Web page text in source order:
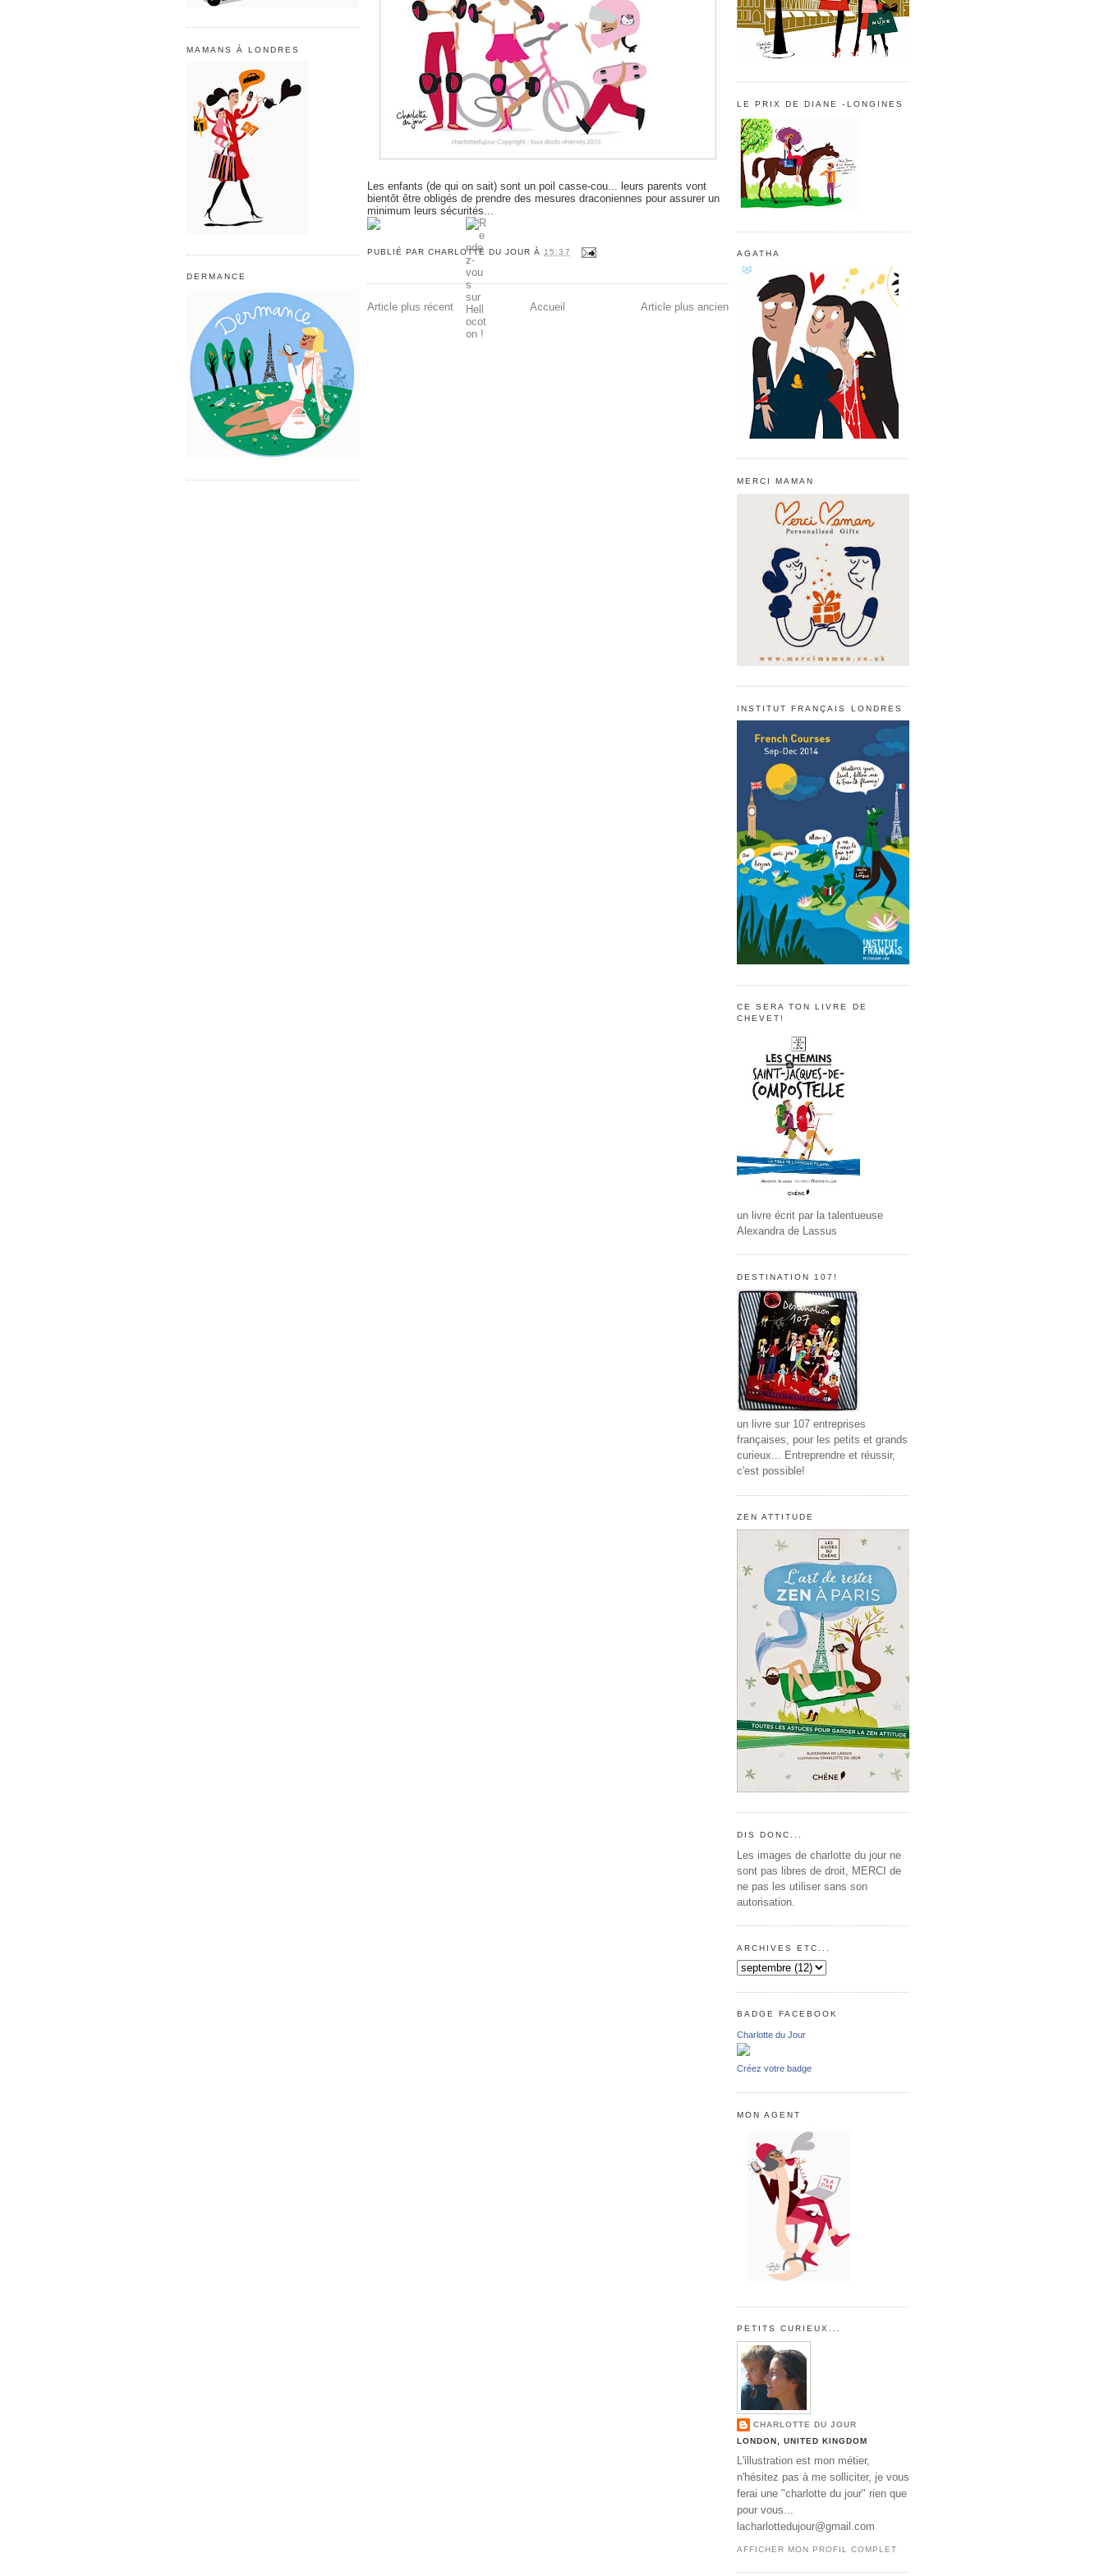
MAMANS À LONDRES
DERMANCE
Les enfants (de qui on sait) sont un poil casse-cou... leurs parents vont
bientôt être obligés de prendre des mesures draconiennes pour assurer un
minimum leurs sécurités...
PUBLIÉ PARCHARLOTTE DU JOUR À 15:37
Article plus récent Article plus ancien
Accueil
LE PRIX DE DIANE -LONGINES
AGATHA
MERCI MAMAN
INSTITUT FRANÇAIS LONDRES
CE SERA TON LIVRE DE
CHEVET!
un livre écrit par la talentueuse
Alexandra de Lassus
DESTINATION 107!
un livre sur 107 entreprises
françaises, pour les petits et grands
curieux... Entreprendre et réussir,
c'est possible!
ZEN ATTITUDE
DIS DONC...
Les images de charlotte du jour ne
sont pas libres de droit, MERCI de
ne pas les utiliser sans son
autorisation.
ARCHIVES ETC...
BADGE FACEBOOK
Charlotte du Jour
Créez votre badge
MON AGENT
PETITS CURIEUX...
CHARLOTTE DU JOUR
LONDON, UNITED KINGDOM
L'illustration est mon métier,
n'hésitez pas à me solliciter, je vous
ferai une "charlotte du jour" rien que
pour vous...
lacharlottedujour@gmail.com
AFFICHER MON PROFIL COMPLET